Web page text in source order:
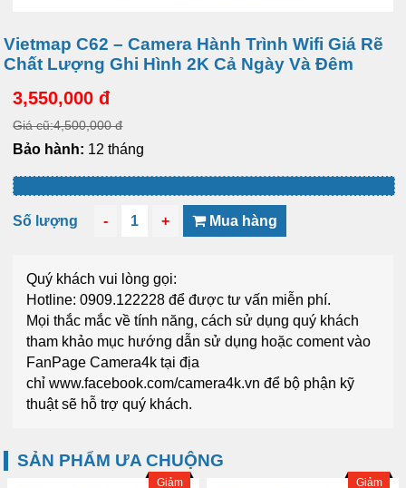
Vietmap C62 – Camera Hành Trình Wifi Giá Rẽ
Chất Lượng Ghi Hình 2K Cả Ngày Và Đêm
3,550,000 đ
Giá cũ:4,500,000 đ
Bảo hành: 12 tháng
Số lượng - 1 + Mua hàng
Quý khách vui lòng gọi:
Hotline: 0909.122228để được tư vấn miễn phí.
Mọi thắc mắc về tính năng, cách sử dụng quý khách
tham khảo mục hướng dẫn sử dụng hoặc coment vào
FanPageCamera4ktại địa
chỉwww.facebook.com/camera4k.vnđể bộ phận kỹ
thuật sẽ hỗ trợ quý khách.
SẢN PHẨM ƯA CHUỘNG